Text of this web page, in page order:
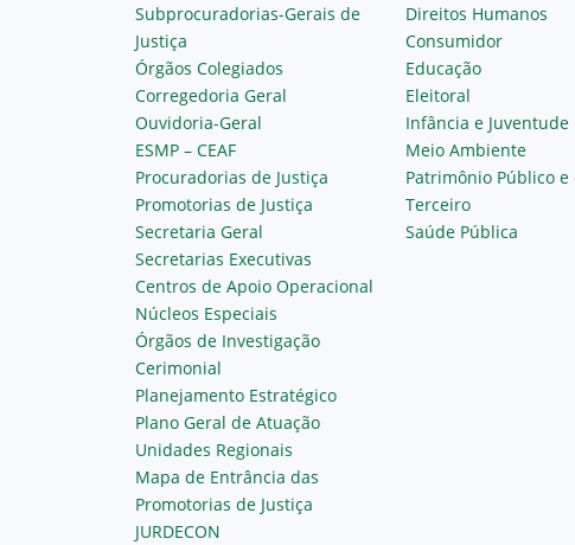
Subprocuradorias-Gerais de
Justiça
Órgãos Colegiados
Corregedoria Geral
Ouvidoria-Geral
ESMP – CEAF
Procuradorias de Justiça
Promotorias de Justiça
Secretaria Geral
Secretarias Executivas
Centros de Apoio Operacional
Núcleos Especiais
Órgãos de Investigação
Cerimonial
Planejamento Estratégico
Plano Geral de Atuação
Unidades Regionais
Mapa de Entrância das
Promotorias de Justiça
JURDECON
Direitos Humanos
Consumidor
Educação
Eleitoral
Infância e Juventude
Meio Ambiente
Patrimônio Público e
Terceiro
Saúde Pública